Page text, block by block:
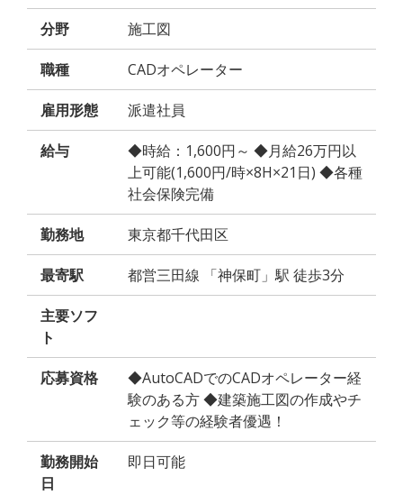
分野 施工図
職種 CADオペレーター
雇用形態 派遣社員
給与
◆時給：1,600円～ ◆月給26万円以
上可能(1,600円/時×8H×21日) ◆各種
社会保険完備
勤務地 東京都千代田区
最寄駅 都営三田線 「神保町」駅 徒歩3分
主要ソフ
ト
応募資格
◆AutoCADでのCADオペレーター経
験のある方 ◆建築施工図の作成やチ
ェック等の経験者優遇！
勤務開始
日
即日可能